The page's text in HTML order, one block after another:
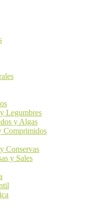
Legumbres
y Algas
Comprimidos
Conservas
y Sales